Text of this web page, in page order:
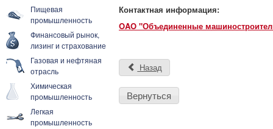
Пищевая
промышленность
Финансовый рынок,
лизинг и страхование
Газовая и нефтяная
отрасль
Химическая
промышленность
Легкая
промышленность
Контактная информация:
OAO "Объединенные
Назад
Вернуться